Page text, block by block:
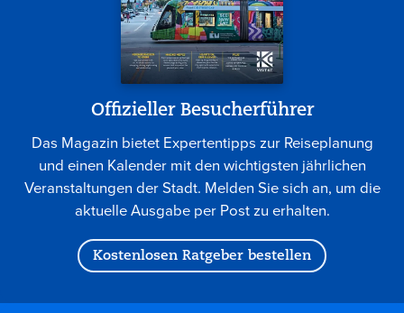
Offizieller Besucherführer
Das Magazin bietet Expertentipps zur Reiseplanung
und einen Kalender mit den wichtigsten jährlichen
Veranstaltungen der Stadt. Melden Sie sich an, um die
aktuelle Ausgabe per Post zu erhalten.
Kostenlosen Ratgeber bestellen